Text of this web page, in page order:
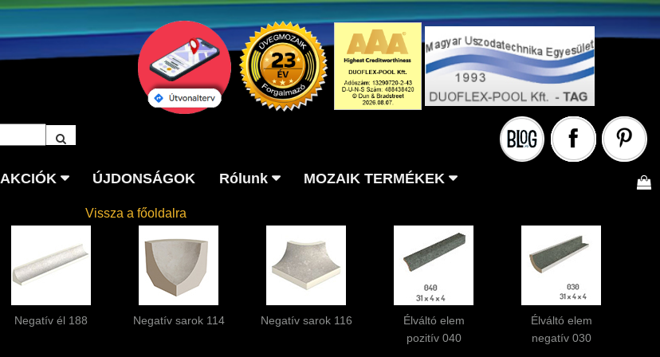
AKCIÓK ÚJDONSÁGOK Rólunk MOZAIK TERMÉKEK
Vissza a főoldalra
Negatív él 188 Negatív sarok 114 Negatív sarok 116
Élváltó elem
pozitív 040
Élváltó elem
negatív 030